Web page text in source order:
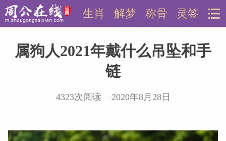
灵签
称骨
解梦
生肖
属狗人2021年戴什么吊坠和手
链
4323次阅读 2020年8月28日